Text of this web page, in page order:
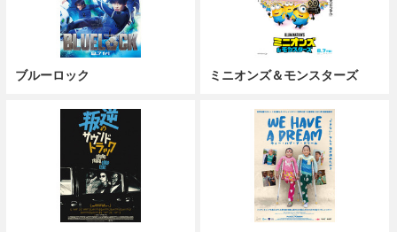
ブルーロック ミニオンズ＆モンスターズ